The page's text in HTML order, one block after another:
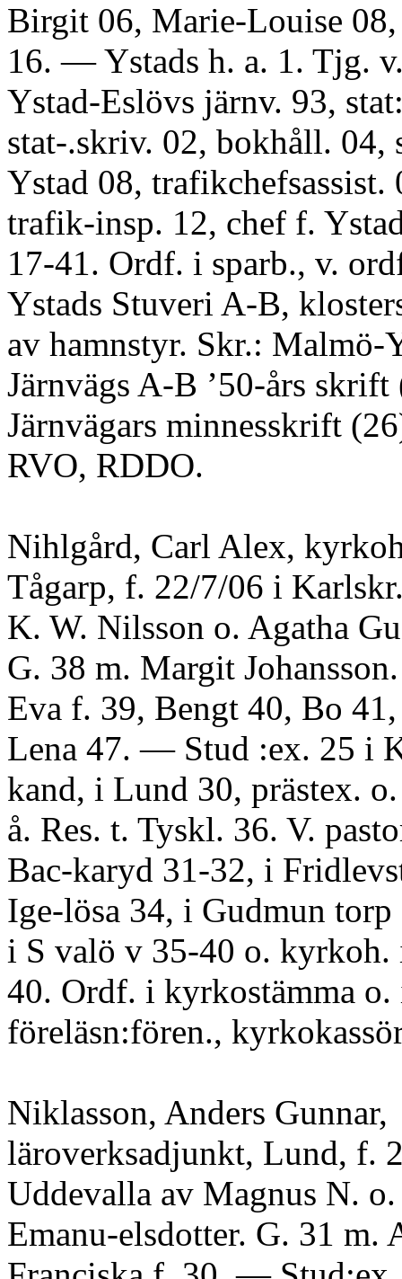
Birgit 06, Marie-Louise
16. — Ystads h. a. 1. Tjg.
Ystad-Eslövs järnv. 93,
stat-.skriv. 02, bokhåll. 04,
Ystad 08, trafikchefsassist.
trafik-insp. 12, chef f.
17-41. Ordf. i sparb., v.
Ystads Stuveri A-B,
av hamnstyr. Skr.: Malmö-
Järnvägs A-B ’50-års skrift
Järnvägars minnesskrift
RVO, RDDO.
Nihlgård, Carl Alex,
Tågarp, f. 22/7/06 i
K. W. Nilsson o. Agatha
G. 38 m. Margit
Eva f. 39, Bengt 40, Bo
Lena 47. — Stud :ex. 25 i
kand, i Lund 30, prästex.
å. Res. t. Tyskl. 36. V.
Bac-karyd 31-32, i
Ige-lösa 34, i Gudmun
i S valö v 35-40 o. kyrkoh.
40. Ordf. i kyrkostämma o.
föreläsn:fören.,
Niklasson, Anders Gunnar,
läroverksadjunkt, Lund, f.
Uddevalla av Magnus N.
Emanu-elsdotter. G. 31 m.